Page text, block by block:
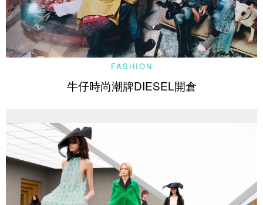
FASHION
牛仔時尚潮牌DIESEL開倉